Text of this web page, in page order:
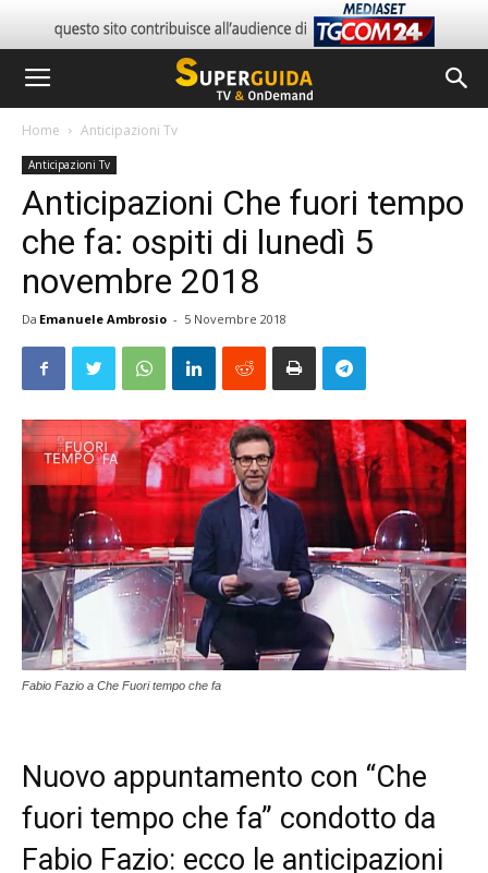
Home Anticipazioni Tv
Anticipazioni Tv
Anticipazioni Che fuori tempo
che fa: ospiti di lunedì 5
novembre 2018
Da Emanuele Ambrosio - 5 Novembre 2018
Fabio Fazio a Che Fuori tempo che fa
Nuovo appuntamento con “Che
fuori tempo che fa” condotto da
Fabio Fazio: ecco le anticipazioni